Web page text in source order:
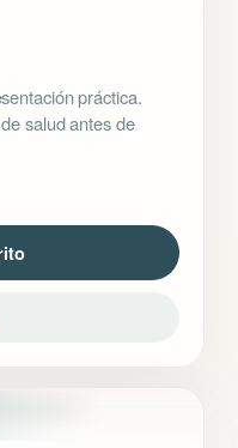
práctica.
salud antes de